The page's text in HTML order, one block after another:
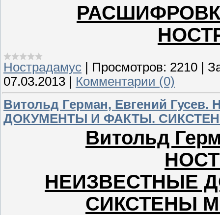
Нострадамус | Просмотров: 2210 |
07.03.2013 | Комментарии (0)
Витольд Герман, Евгений
ДОКУМЕНТЫ И ФАКТЫ.
Витольд
НЕИЗВЕСТНЫЕ
СИКСТЕНЫ